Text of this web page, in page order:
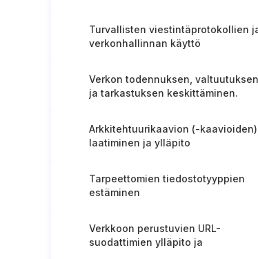
Turvallisten viestintäprotokollien
verkonhallinnan käyttö
Verkon todennuksen, valtuutuksen
ja tarkastuksen keskittäminen.
Arkkitehtuurikaavion (-kaavioiden)
laatiminen ja ylläpito
Tarpeettomien tiedostotyyppien
estäminen
Verkkoon perustuvien URL-
suodattimien ylläpito ja